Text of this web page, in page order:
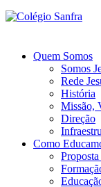
Quem Somos
Somos
Rede
História
Missão,
Direção
Como